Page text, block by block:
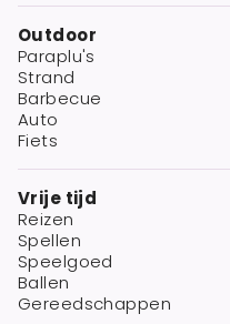
Outdoor
Paraplu's
Strand
Barbecue
Auto
Fiets
Vrije tijd
Reizen
Spellen
Speelgoed
Ballen
Gereedschappen